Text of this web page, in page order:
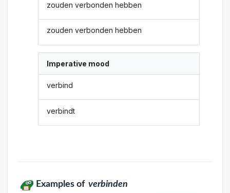
zouden verbonden hebben
zouden verbonden hebben
Imperative mood
verbind
verbindt
Examples of verbinden